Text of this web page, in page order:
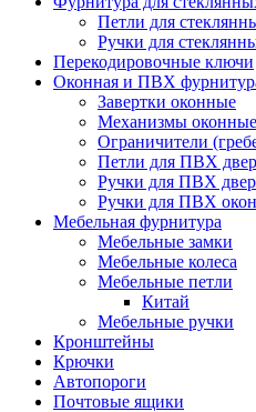
Петли для
Ручки для
Перекодировочные ключи
Оконная и ПВХ
Завертки оконные
Механизмы оконные
Ограничители
Петли для ПВХ
Ручки для ПВХ
Ручки для ПВХ окон
Мебельная фурнитура
Мебельные замки
Мебельные колеса
Мебельные петли
Китай
Мебельные ручки
Кронштейны
Крючки
Автопороги
Почтовые ящики